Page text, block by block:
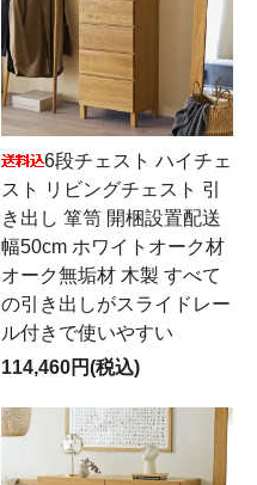
6段チェスト ハイチェ
スト リビングチェスト 引
き出し 箪笥 開梱設置配送
幅50cm ホワイトオーク材
オーク無垢材 木製 すべて
の引き出しがスライドレー
ル付きで使いやすい
114,460円(税込)